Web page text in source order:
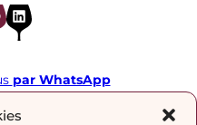
LinkedIn
par WhatsApp